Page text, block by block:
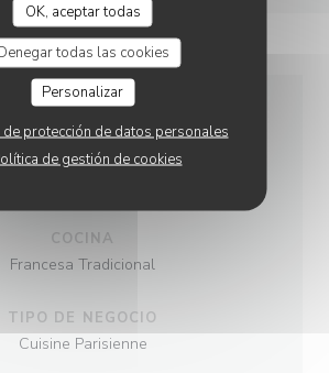
OK, aceptar todas
todas las cookies
Personalizar
de protección de datos personales
de gestión de cookies
GENERAL
COCINA
Francesa Tradicional
TIPO DE NEGOCIO
Cuisine Parisienne